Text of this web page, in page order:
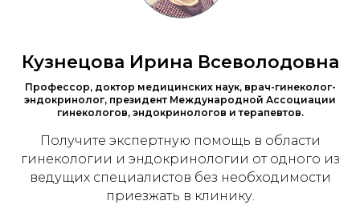
Кузнецова Ирина Всеволодовна
Профессор, доктор медицинских наук, врач-гинеколог-
эндокринолог, президент Международной Ассоциации
гинекологов, эндокринологов и терапевтов.
Получите экспертную помощь в области
гинекологии и эндокринологии от одного из
ведущих специалистов без необходимости
приезжать в клинику.